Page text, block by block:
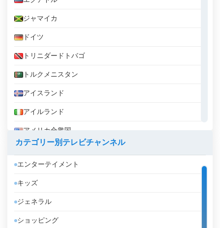
ジャマイカ
ドイツ
トリニダードトバゴ
トルクメニスタン
アイスランド
アイルランド
アメリカ合衆国
アルジェリア
アルゼンチン
アルバ
アルバニア
カテゴリー別テレビチャンネル
エンターテイメント
キッズ
ジェネラル
ショッピング